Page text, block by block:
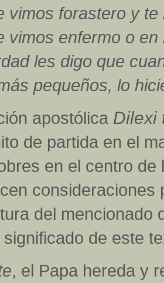
vimos forastero y
vimos enfermo o
les digo que
pequeños, lo
apostólica Dilexi
de partida en el
en el centro
del mencionado
de este
, el Papa hereda y